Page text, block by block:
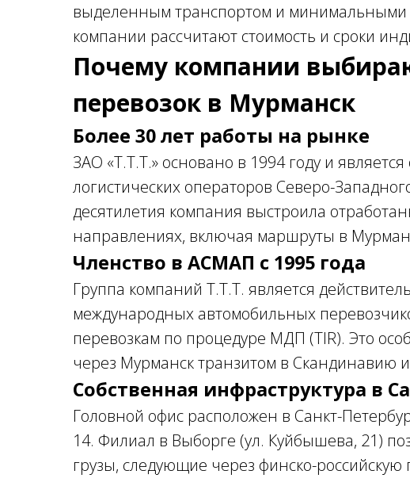
выделенным транспортом и
компании рассчитают стоимость и сроки
Почему компании
перевозок в Мурманск
Более 30 лет работы на рынке
ЗАО «Т.Т.Т.» основано в 1994 году и
логистических операторов Северо-
десятилетия компания выстроила
направлениях, включая маршруты в
Членство в АСМАП с 1995 года
Группа компаний Т.Т.Т. является
международных автомобильных
перевозкам по процедуре МДП (TIR). Это
через Мурманск транзитом в
Собственная инфраструктура в
Головной офис расположен в Санкт-
14. Филиал в Выборге (ул. Куйбышева, 21)
грузы, следующие через финско-российскую